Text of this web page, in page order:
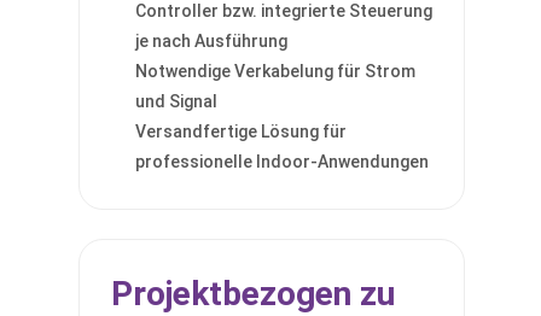
Controller bzw. integrierte Steuerung
je nach Ausführung
Notwendige Verkabelung für Strom
und Signal
Versandfertige Lösung für
professionelle Indoor-Anwendungen
Projektbezogen zu